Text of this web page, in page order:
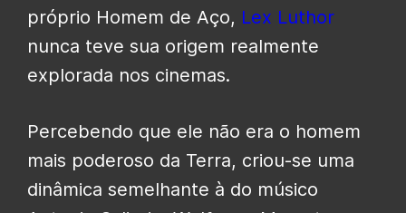
próprio Homem de Aço, Lex Luthor
nunca teve sua origem realmente
explorada nos cinemas.
Percebendo que ele não era o homem
mais poderoso da Terra, criou-se uma
dinâmica semelhante à do músico